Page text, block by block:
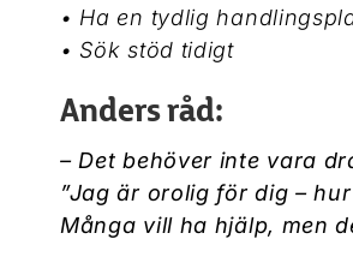
• Ha en tydlig
• Sök stöd tidigt
Anders råd:
– Det behöver inte vara
”Jag är orolig för dig –
Många vill ha hjälp, men